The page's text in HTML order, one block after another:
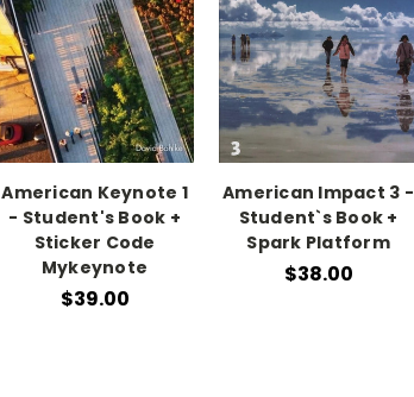
American Keynote 1
- Student's Book +
Sticker Code
Mykeynote
$39.00
American Impact 3 -
Student`s Book +
Spark Platform
$38.00